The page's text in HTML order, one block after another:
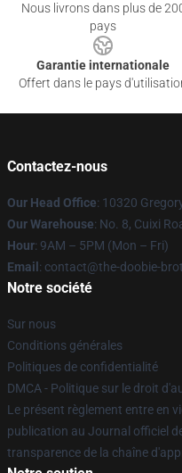
Nous livrons dans plus de
pays
Garantie internationale
Offert dans le pays
Contactez-nous
Our Head Office: 10320
Our Warehouse: No. 8, Cuixi
Hour: 9AM – 5PM (Mon – Fri)
Email : contact@the-doobie-
Notre société
Sur nous
Conditions générales
Politiques de confidentialité
DMCA - Politique sur le droit
Le présent règlement entre en
publication au Journal officiel
transparence de la chaîne